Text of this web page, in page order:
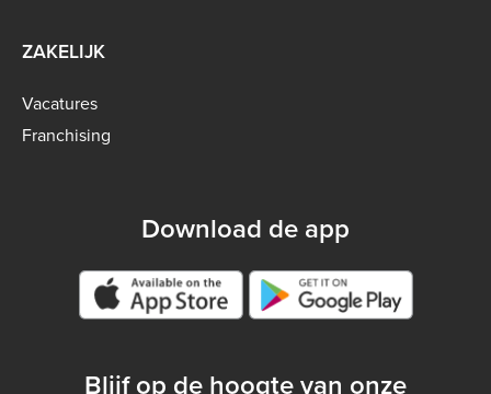
ZAKELIJK
Vacatures
Franchising
Download de app
Google play store
Blijf op de hoogte van onze